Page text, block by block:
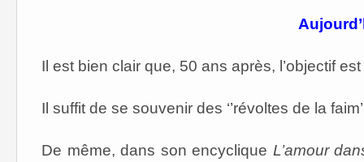
Il est bien clair que, 50 ans après, l’objectif
Il suffit de se souvenir des ‘’révoltes de la
De même, dans son encyclique L’amour